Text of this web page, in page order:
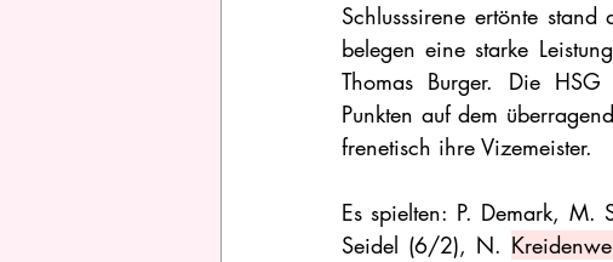
Schlusssirene ertönte
belegen eine starke
Thomas Burger. Die
Punkten auf dem
frenetisch ihre Vizemeister.
Es spielten: P. Demark,
Seidel (6/2), N.